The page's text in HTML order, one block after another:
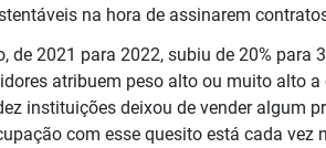
na hora de assinarem
de 2021 para 2022, subiu de 20% para
atribuem peso alto ou muito alto
instituições deixou de vender algum
com esse quesito está cada vez